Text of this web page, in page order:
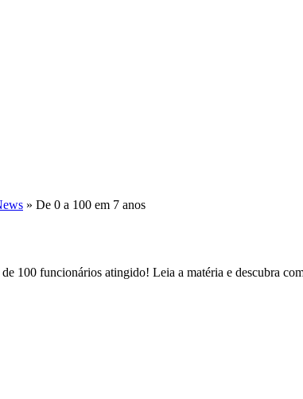
» De 0 a 100 em 7 anos
100 funcionários atingido! Leia a matéria e descubra